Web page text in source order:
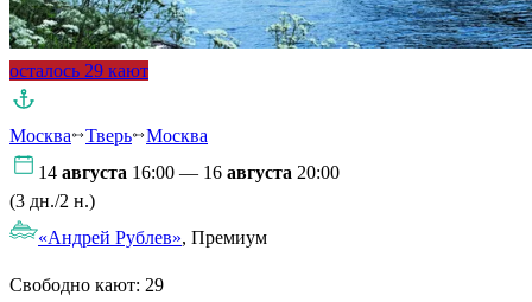
осталось 29 кают
Москва Тверь
Москва
14 августа 16:00 — 16 августа 20:00
(3 дн./2 н.)
«Андрей Рублев», Премиум
Свободно кают: 29